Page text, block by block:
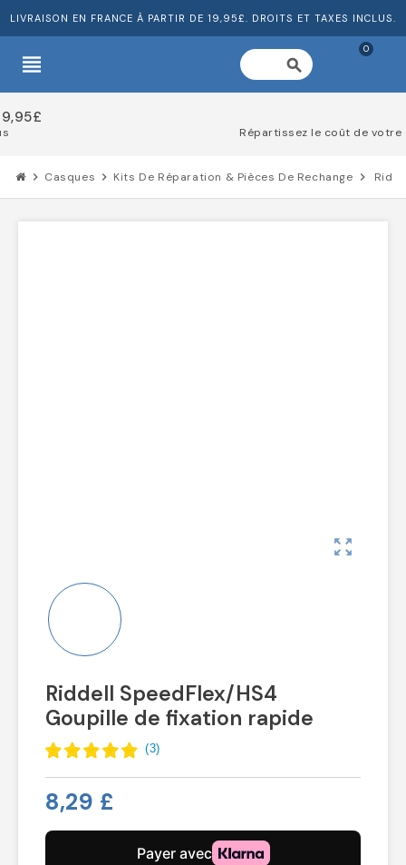
LIVRAISON EN FRANCE À PARTIR DE 19,95£. DROITS ET TAXES INCLUS.
view_headline search
0
Répartissez le coût de votre commande
Casques Kits De Réparation & Pièces De Rechange
zoom_out_map
Riddell SpeedFlex/HS4
Goupille de fixation rapide
( 3)
8,29 £